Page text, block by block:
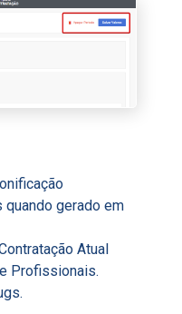
gerado em
Atual
Profissionais.